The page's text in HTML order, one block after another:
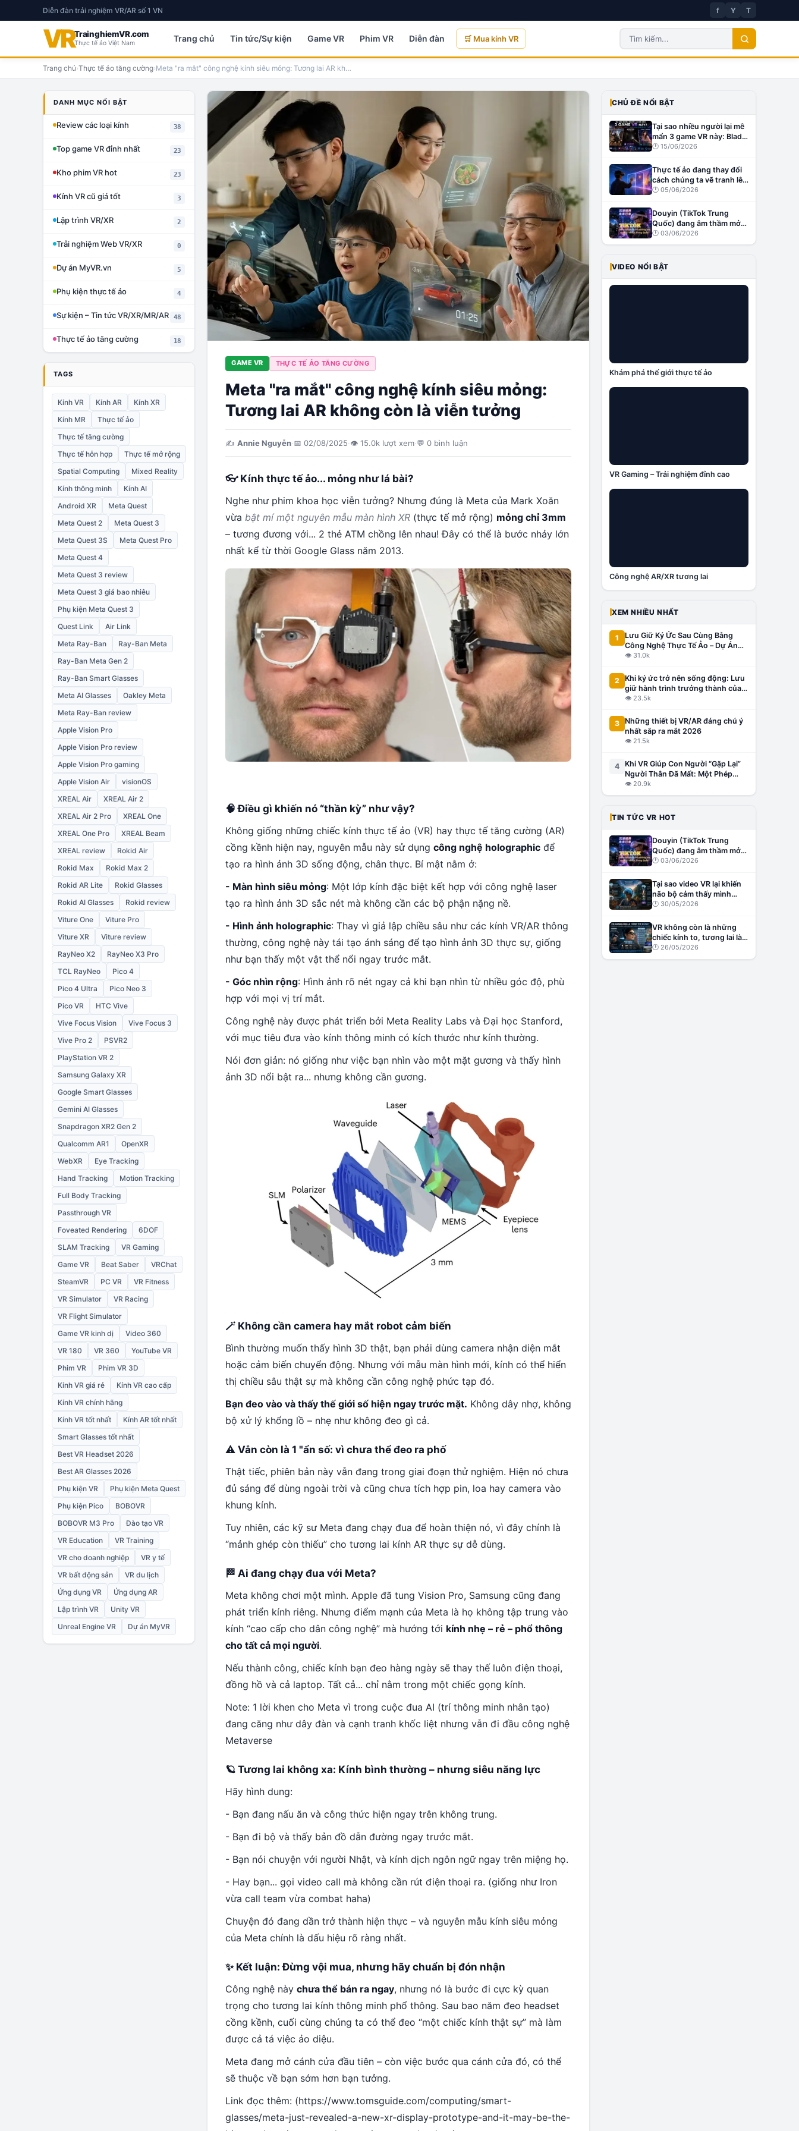
Diễn đàn trải nghiệm VR/AR số 1 VN f Y T
VRTrainghiemVR.com
Thực tế ảo Việt Nam Trang chủ Tin tức/Sự kiện Game VR Phim VR Diễn đàn 🛒 Mua kính VR
Trang chủ›Thực tế ảo tăng cường›Meta "ra mắt" công nghệ kính siêu mỏng: Tương lai AR kh…
DANH MỤC NỔI BẬT
Review các loại kính 38
Top game VR đỉnh nhất 23
Kho phim VR hot 23
Kính VR cũ giá tốt 3
Lập trình VR/XR 2
Trải nghiệm Web VR/XR 0
Dự án MyVR.vn 5
Phụ kiện thực tế ảo 4
Sự kiện – Tin tức VR/XR/MR/AR 48
Thực tế ảo tăng cường 18
TAGS
Kính VR Kính AR
Kính XR
Kính MR
Thực tế ảo
Thực tế tăng cường
Thực tế hỗn hợp
Thực tế mở rộng
Spatial Computing
Mixed Reality
Kính thông minh
Kính AI
Android XR
Meta Quest
Meta Quest 2
Meta Quest 3
Meta Quest 3S
Meta Quest Pro
Meta Quest 4
Meta Quest 3 review
Meta Quest 3 giá bao nhiêu
Phụ kiện Meta Quest 3
Quest Link
Air Link
Meta Ray-Ban
Ray-Ban Meta
Ray-Ban Meta Gen 2
Ray-Ban Smart Glasses
Meta AI Glasses
Oakley Meta
Meta Ray-Ban review
Apple Vision Pro
Apple Vision Pro review
Apple Vision Pro gaming
Apple Vision Air
visionOS
XREAL Air
XREAL Air 2
XREAL Air 2 Pro
XREAL One
XREAL One Pro
XREAL Beam
XREAL review
Rokid Air
Rokid Max
Rokid Max 2
Rokid AR Lite
Rokid Glasses
Rokid AI Glasses
Rokid review
Viture One
Viture Pro
Viture XR
Viture review
RayNeo X2
RayNeo X3 Pro
TCL RayNeo
Pico 4
Pico 4 Ultra
Pico Neo 3
Pico VR
HTC Vive
Vive Focus Vision
Vive Focus 3
Vive Pro 2
PSVR2
PlayStation VR 2
Samsung Galaxy XR
Google Smart Glasses
Gemini AI Glasses
Snapdragon XR2 Gen 2
Qualcomm AR1
OpenXR
WebXR
Eye Tracking
Hand Tracking
Motion Tracking
Full Body Tracking
Passthrough VR
Foveated Rendering
6DOF
SLAM Tracking
VR Gaming
Game VR
Beat Saber
VRChat
SteamVR
PC VR
VR Fitness
VR Simulator
VR Racing
VR Flight Simulator
Game VR kinh dị
Video 360
VR 180
VR 360
YouTube VR
Phim VR
Phim VR 3D
Kính VR giá rẻ
Kính VR cao cấp
Kính VR chính hãng
Kính VR tốt nhất
Kính AR tốt nhất
Smart Glasses tốt nhất
Best VR Headset 2026
Best AR Glasses 2026
Phụ kiện VR
Phụ kiện Meta Quest
Phụ kiện Pico
BOBOVR
BOBOVR M3 Pro
Đào tạo VR
VR Education
VR Training
VR cho doanh nghiệp
VR y tế
VR bất động sản
VR du lịch
Ứng dụng VR
Ứng dụng AR
Lập trình VR
Unity VR
Unreal Engine VR
Dự án MyVR
GAME VR THỰC TẾ ẢO TĂNG CƯỜNG
Meta "ra mắt" công nghệ kính siêu mỏng:
Tương lai AR không còn là viễn tưởng
✍️ Annie Nguyễn·📅 02/08/2025·👁 15.0k lượt xem·💬 0 bình luận
👓 Kính thực tế ảo... mỏng như lá bài?
Nghe như phim khoa học viễn tưởng? Nhưng đúng là Meta của Mark Xoăn
vừa bật mí một nguyên mẫu màn hình XR (thực tế mở rộng) mỏng chỉ 3mm
– tương đương với... 2 thẻ ATM chồng lên nhau! Đây có thể là bước nhảy lớn
nhất kể từ thời Google Glass năm 2013.
🧠 Điều gì khiến nó “thần kỳ” như vậy?
Không giống những chiếc kính thực tế ảo (VR) hay thực tế tăng cường (AR)
cồng kềnh hiện nay, nguyên mẫu này sử dụng công nghệ holographic để
tạo ra hình ảnh 3D sống động, chân thực. Bí mật nằm ở:
- Màn hình siêu mỏng: Một lớp kính đặc biệt kết hợp với công nghệ laser
tạo ra hình ảnh 3D sắc nét mà không cần các bộ phận nặng nề.
- Hình ảnh holographic: Thay vì giả lập chiều sâu như các kính VR/AR thông
thường, công nghệ này tái tạo ánh sáng để tạo hình ảnh 3D thực sự, giống
như bạn thấy một vật thể nổi ngay trước mắt.
- Góc nhìn rộng: Hình ảnh rõ nét ngay cả khi bạn nhìn từ nhiều góc độ, phù
hợp với mọi vị trí mắt.
Công nghệ này được phát triển bởi Meta Reality Labs và Đại học Stanford,
với mục tiêu đưa vào kính thông minh có kích thước như kính thường.
Nói đơn giản: nó giống như việc bạn nhìn vào một mặt gương và thấy hình
ảnh 3D nổi bật ra... nhưng không cần gương.
🪄 Không cần camera hay mắt robot cảm biến
Bình thường muốn thấy hình 3D thật, bạn phải dùng camera nhận diện mắt
hoặc cảm biến chuyển động. Nhưng với mẫu màn hình mới, kính có thể hiển
thị chiều sâu thật sự mà không cần công nghệ phức tạp đó.
Bạn đeo vào và thấy thế giới số hiện ngay trước mặt. Không dây nhợ, không
bộ xử lý khổng lồ – nhẹ như không đeo gì cả.
⚠️ Vẫn còn là 1 "ẩn số: vì chưa thể đeo ra phố
Thật tiếc, phiên bản này vẫn đang trong giai đoạn thử nghiệm. Hiện nó chưa
đủ sáng để dùng ngoài trời và cũng chưa tích hợp pin, loa hay camera vào
khung kính.
Tuy nhiên, các kỹ sư Meta đang chạy đua để hoàn thiện nó, vì đây chính là
“mảnh ghép còn thiếu” cho tương lai kính AR thực sự dễ dùng.
🏁 Ai đang chạy đua với Meta?
Meta không chơi một mình. Apple đã tung Vision Pro, Samsung cũng đang
phát triển kính riêng. Nhưng điểm mạnh của Meta là họ không tập trung vào
kính “cao cấp cho dân công nghệ” mà hướng tới kính nhẹ – rẻ – phổ thông
cho tất cả mọi người.
Nếu thành công, chiếc kính bạn đeo hàng ngày sẽ thay thế luôn điện thoại,
đồng hồ và cả laptop. Tất cả... chỉ nằm trong một chiếc gọng kính.
Note: 1 lời khen cho Meta vì trong cuộc đua AI (trí thông minh nhân tạo)
đang căng như dây đàn và cạnh tranh khốc liệt nhưng vẫn đi đầu công nghệ
Metaverse
🪐 Tương lai không xa: Kính bình thường – nhưng siêu năng lực
Hãy hình dung:
- Bạn đang nấu ăn và công thức hiện ngay trên không trung.
- Bạn đi bộ và thấy bản đồ dẫn đường ngay trước mắt.
- Bạn nói chuyện với người Nhật, và kính dịch ngôn ngữ ngay trên miệng họ.
- Hay bạn... gọi video call mà không cần rút điện thoại ra. (giống như Iron
vừa call team vừa combat haha)
Chuyện đó đang dần trở thành hiện thực – và nguyên mẫu kính siêu mỏng
của Meta chính là dấu hiệu rõ ràng nhất.
✨ Kết luận: Đừng vội mua, nhưng hãy chuẩn bị đón nhận
Công nghệ này chưa thể bán ra ngay, nhưng nó là bước đi cực kỳ quan
trọng cho tương lai kính thông minh phổ thông. Sau bao năm đeo headset
cồng kềnh, cuối cùng chúng ta có thể đeo “một chiếc kính thật sự” mà làm
được cả tá việc ảo diệu.
Meta đang mở cánh cửa đầu tiên – còn việc bước qua cánh cửa đó, có thể
sẽ thuộc về bạn sớm hơn bạn tưởng.
Link đọc thêm: (https://www.tomsguide.com/computing/smart-
glasses/meta-just-revealed-a-new-xr-display-prototype-and-it-may-be-the-
CHỦ ĐỀ NỔI BẬT
Tại sao nhiều người lại mê
mẩn 3 game VR này: Blade
& Sorcery, Affected: The
🕐 15/06/2026
Thực tế ảo đang thay đổi
cách chúng ta vẽ tranh lên
tường như thế nào?
🕐 05/06/2026
Douyin (TikTok Trung
Quốc) đang âm thầm mở
đường cho creator VR tại
Trung Quốc?
🕐 03/06/2026
VIDEO NỔI BẬT
Khám phá thế giới thực tế ảo
VR Gaming – Trải nghiệm đỉnh cao
Công nghệ AR/XR tương lai
XEM NHIỀU NHẤT
1
Lưu Giữ Ký Ức Sau Cùng Bằng
Công Nghệ Thực Tế Ảo – Dự Án
Đầu Tiên Tại Việt Nam, Lấy Cảm
👁 31.0k
2
Khi ký ức trở nên sống động: Lưu
giữ hành trình trưởng thành của
con bằng công nghệ VR/AR
👁 23.5k
3 Những thiết bị VR/AR đáng chú ý
nhất sắp ra mắt 2026
👁 21.5k
4 Khi VR Giúp Con Người “Gặp Lại”
Người Thân Đã Mất: Một Phép
Màu Hay Công Nghệ Gây Tranh
Cãi?
👁 20.9k
TIN TỨC VR HOT
Douyin (TikTok Trung
Quốc) đang âm thầm mở
đường cho creator VR tại
🕐 03/06/2026
Tại sao video VR lại khiến
não bộ cảm thấy mình
đang thật sự ở đó?
🕐 30/05/2026
VR không còn là những
chiếc kính to, tương lai là
những chiếc kính nhẹ,
thông minh và đầy cảm
🕐 26/05/2026